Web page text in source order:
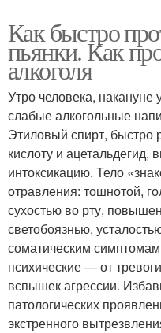
Как быстро
пьянки. Как
алкоголя
Утро человека, накануне
слабые алкогольные
Этиловый спирт, быстро
кислоту и
интоксикацию. Тело
отравления: тошнотой,
сухостью во рту,
светобоязнью,
соматическим
психические — от
вспышек агрессии.
патологических
экстренного